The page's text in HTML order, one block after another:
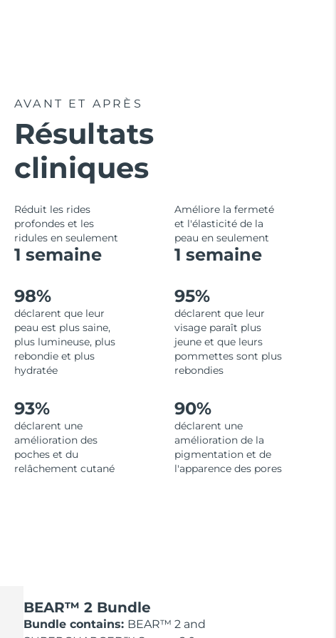
AVANT ET APRÈS
Résultats
cliniques
Réduit les rides
profondes et les
ridules en seulement
1 semaine
Améliore la fermeté
et l'élasticité de la
peau en seulement
1 semaine
98%
déclarent que leur
peau est plus saine,
plus lumineuse, plus
rebondie et plus
hydratée
95%
déclarent que leur
visage paraît plus
jeune et que leurs
pommettes sont plus
rebondies
93%
déclarent une
amélioration des
poches et du
relâchement cutané
90%
déclarent une
amélioration de la
pigmentation et de
l'apparence des pores
BEAR™ 2 Bundle
Bundle contains: BEAR™ 2 and